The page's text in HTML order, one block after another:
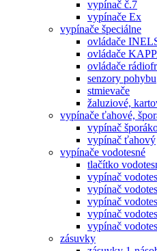
vypínač č.7
vypínače Ex
vypínače špeciálne
ovládače
ovládače
ovládače
senzory pohybu
stmievače
žaluziové,
vypínače ťahové,
vypínač
vypínač ťahový
vypínače vodotesné
tlačítko
vypínač
vypínač
vypínač
vypínač
vypínač
zásuvky